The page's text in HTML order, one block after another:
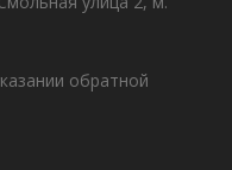
обратной